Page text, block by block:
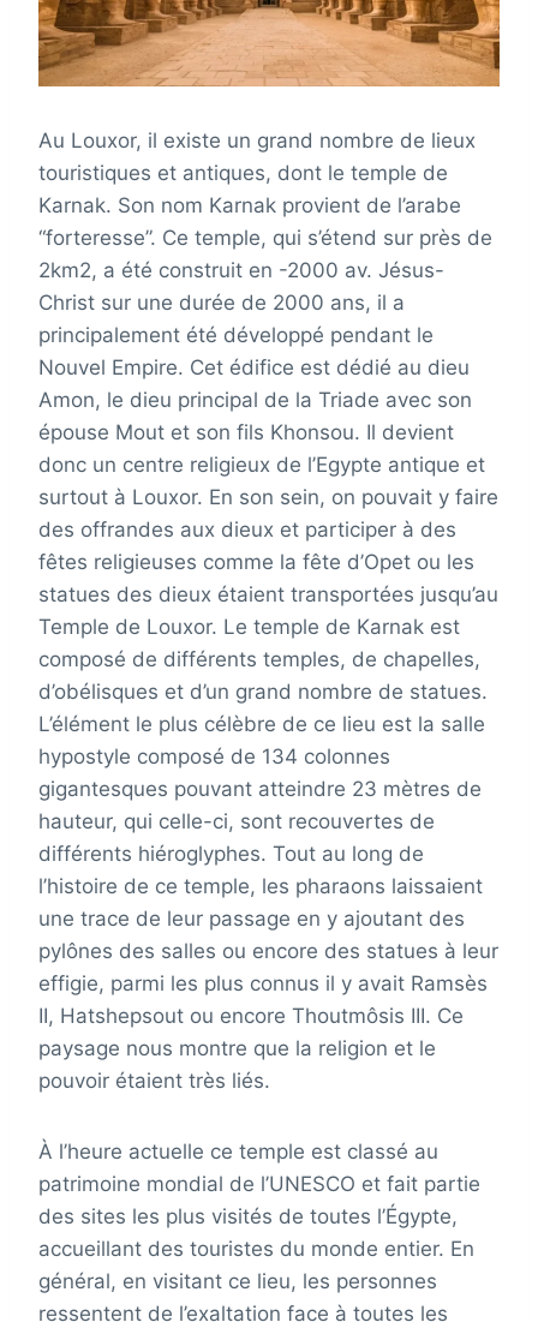
Au Louxor, il existe un grand nombre de lieux
touristiques et antiques, dont le temple de
Karnak. Son nom Karnak provient de l’arabe
“forteresse”. Ce temple, qui s’étend sur près de
2km2, a été construit en -2000 av. Jésus-
Christ sur une durée de 2000 ans, il a
principalement été développé pendant le
Nouvel Empire. Cet édifice est dédié au dieu
Amon, le dieu principal de la Triade avec son
épouse Mout et son fils Khonsou. Il devient
donc un centre religieux de l’Egypte antique et
surtout à Louxor. En son sein, on pouvait y faire
des offrandes aux dieux et participer à des
fêtes religieuses comme la fête d’Opet ou les
statues des dieux étaient transportées jusqu’au
Temple de Louxor. Le temple de Karnak est
composé de différents temples, de chapelles,
d’obélisques et d’un grand nombre de statues.
L’élément le plus célèbre de ce lieu est la salle
hypostyle composé de 134 colonnes
gigantesques pouvant atteindre 23 mètres de
hauteur, qui celle-ci, sont recouvertes de
différents hiéroglyphes. Tout au long de
l’histoire de ce temple, les pharaons laissaient
une trace de leur passage en y ajoutant des
pylônes des salles ou encore des statues à leur
effigie, parmi les plus connus il y avait Ramsès
II, Hatshepsout ou encore Thoutmôsis III. Ce
paysage nous montre que la religion et le
pouvoir étaient très liés.
À l’heure actuelle ce temple est classé au
patrimoine mondial de l’UNESCO et fait partie
des sites les plus visités de toutes l’Égypte,
accueillant des touristes du monde entier. En
général, en visitant ce lieu, les personnes
ressentent de l’exaltation face à toutes les